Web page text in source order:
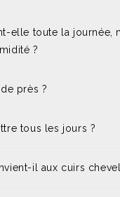
elle toute la journée,
?
près ?
tous les jours ?
il aux cuirs